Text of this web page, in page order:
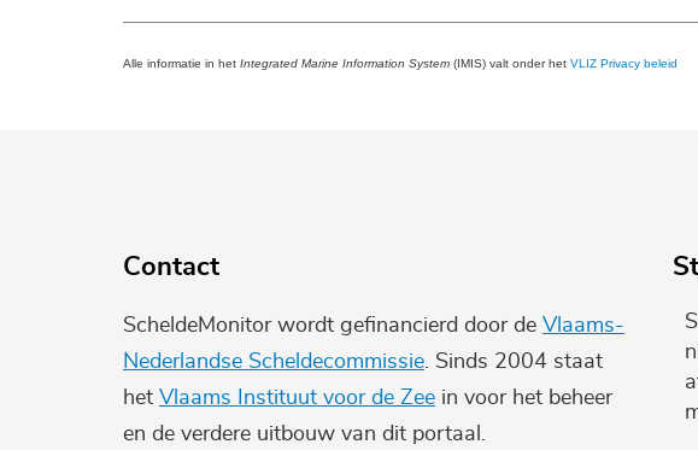
Alle informatie in het Integrated Marine Information System (IMIS) valt onder het VLIZ Privacy beleid
Contact
ScheldeMonitor wordt gefinancierd door de Vlaams-
Nederlandse Scheldecommissie . Sinds 2004 staat
het Vlaams Instituut voor de Zee in voor het beheer
en de verdere uitbouw van dit portaal.